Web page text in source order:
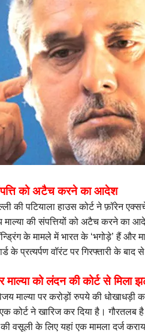
को अटैच करने का आदेश
की पटियाला हाउस कोर्ट ने फ़ॉरेन
माल्या की संपत्तियों को अटैच करने का
के मामले में भारत के ‘भगोड़े’ हैं और
के प्रत्यर्पण वॉरंट पर गिरफ्तारी के बाद
माल्या को लंदन की कोर्ट से मिला
माल्‍या पर करोड़ों रुपये की धोखाधड़ी
कोर्ट ने खारिज कर दिया है।
वसूली के लिए यहां एक मामला दर्ज